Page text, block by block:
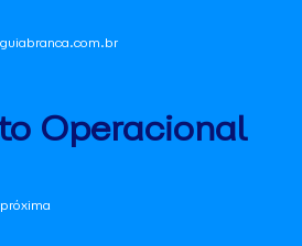
Operacional